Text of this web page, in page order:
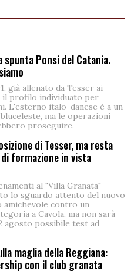
Ponsi del Catania.
già allenato da Tesser ai
il profilo individuato per
L'esterno italo-danese è a un
ma le operazioni
proseguire.
di Tesser, ma resta
formazione in vista
al "Villa Granata"
lo sguardo attento del nuovo
amichevole contro un
a Cavola, ma non sarà
agosto possibile test ad
maglia della Reggiana:
con il club granata